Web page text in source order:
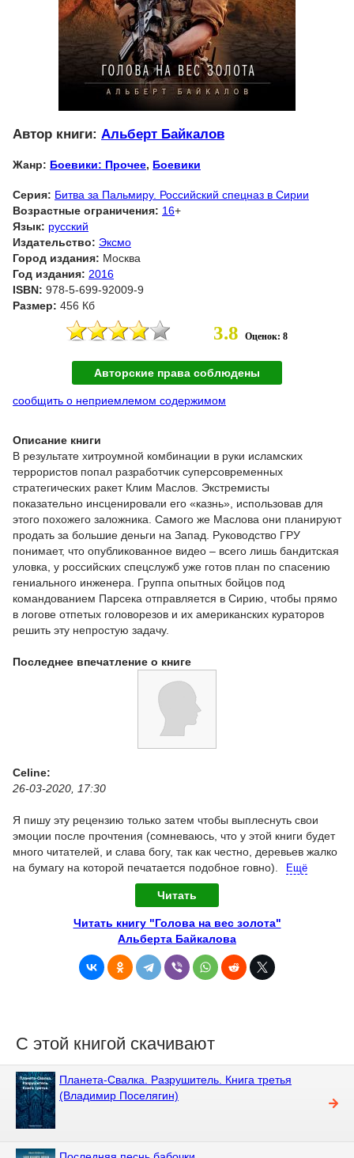
Автор книги: Альберт Байкалов
Жанр: Боевики: Прочее, Боевики
Серия: Битва за Пальмиру. Российский спецназ в Сирии
Возрастные ограничения: 16+
Язык: русский
Издательство: Эксмо
Город издания: Москва
Год издания: 2016
ISBN: 978-5-699-92009-9
Размер: 456 Кб
3.8 Оценок: 8
Авторские права соблюдены
сообщить о неприемлемом содержимом
Описание книги
В результате хитроумной комбинации в руки исламских
террористов попал разработчик суперсовременных
стратегических ракет Клим Маслов. Экстремисты
показательно инсценировали его «казнь», использовав для
этого похожего заложника. Самого же Маслова они планируют
продать за большие деньги на Запад. Руководство ГРУ
понимает, что опубликованное видео – всего лишь бандитская
уловка, у российских спецслужб уже готов план по спасению
гениального инженера. Группа опытных бойцов под
командованием Парсека отправляется в Сирию, чтобы прямо
в логове отпетых головорезов и их американских кураторов
решить эту непростую задачу.
Последнее впечатление о книге
Celine:
26-03-2020, 17:30
Я пишу эту рецензию только затем чтобы выплеснуть свои
эмоции после прочтения (сомневаюсь, что у этой книги будет
много читателей, и слава богу, так как честно, деревьев жалко
на бумагу на которой печатается подобное говно).
Ещё
Читать
Читать книгу "Голова на вес золота"
Альберта Байкалова
С этой книгой скачивают
Планета-Свалка. Разрушитель. Книга третья
(Владимир Поселягин)